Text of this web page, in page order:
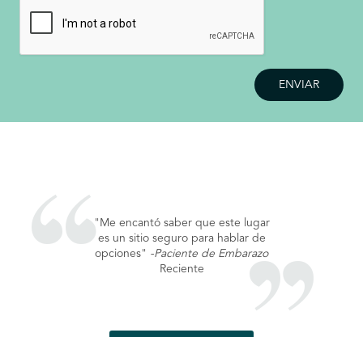
"Me encantó saber que este lugar
es un sitio seguro para hablar de
opciones" -Paciente de Embarazo
Reciente